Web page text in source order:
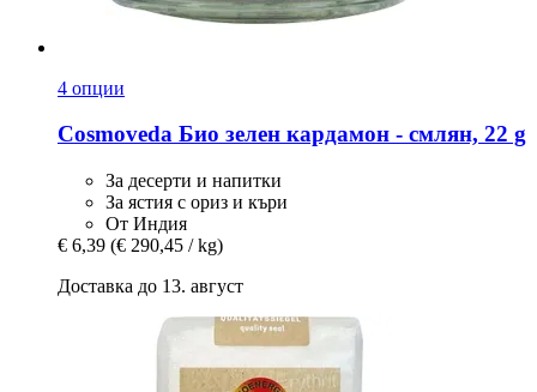
4 опции
Cosmoveda Био зелен кардамон -​ смлян, 22 g
За десерти и напитки
За ястия с ориз и къри
От Индия
€ 6,39 (€ 290,45 / kg)
Доставка до 13. август